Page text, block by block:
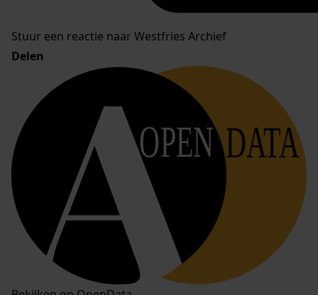
Stuur een reactie naar Westfries Archief
Delen
OPEN DATA